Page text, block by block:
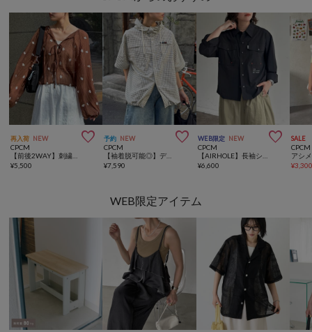
再入荷 NEW 
CPCM
¥5,500
予約 NEW 
CPCM
¥7,590
WEB限定 NEW 
CPCM
¥6,600
SALE
CPCM
¥
WEB限定アイテム